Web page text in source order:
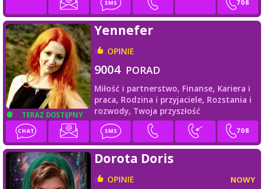
TERAZ DOSTĘPNY
Yennefer
OPINIE
9004 PORAD
Miłość i partnerstwo, Finanse, Kariera i
praca, Rodzina i przyjaciele, Rozstania i
rozwody, Twoja przyszłość
Dorota Doris
OPINIE NOWY